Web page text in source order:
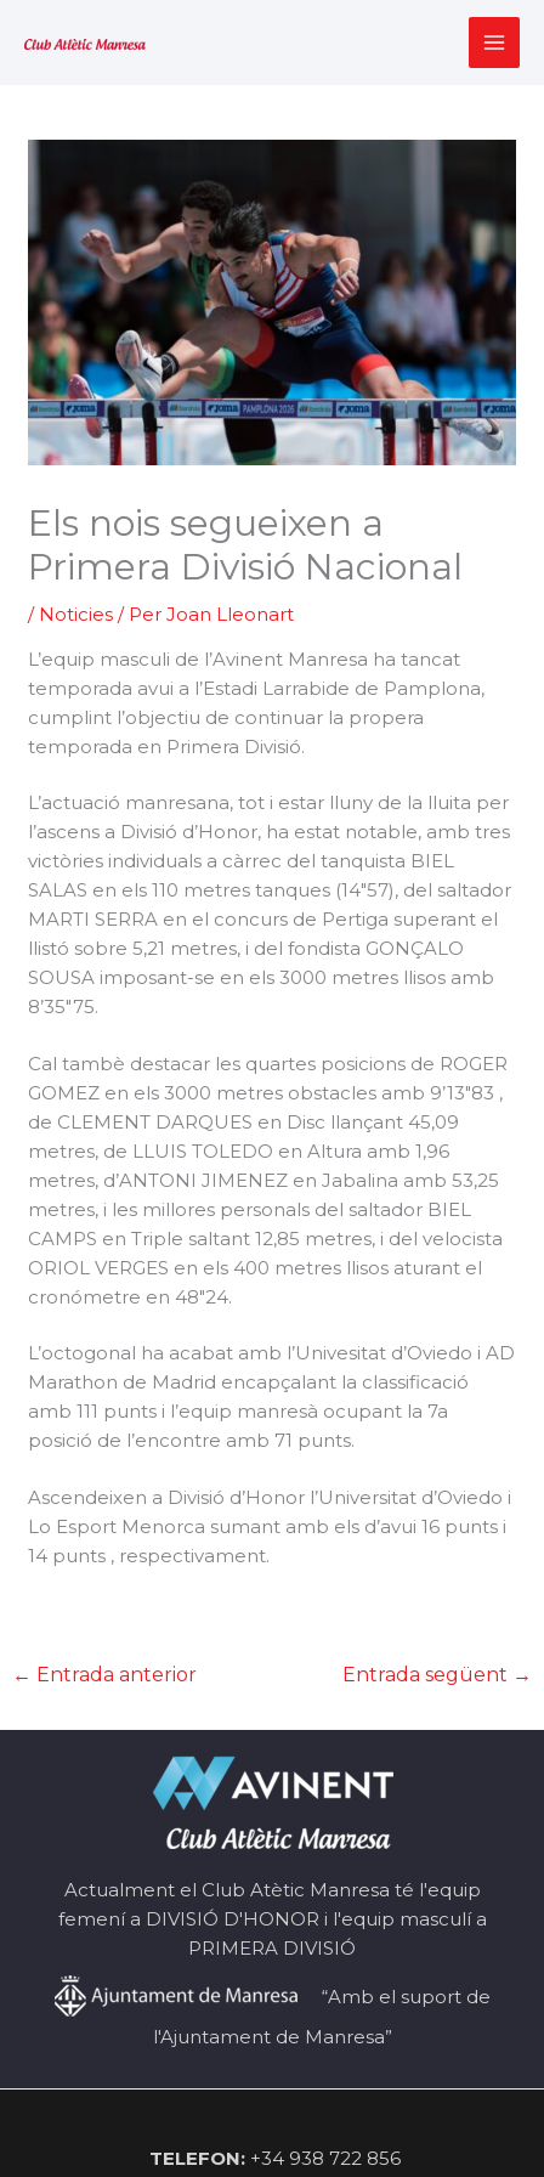
Els nois segueixen a
Primera Divisió Nacional
/ Noticies / Per Joan Lleonart
L’equip masculi de l’Avinent Manresa ha tancat
temporada avui a l’Estadi Larrabide de Pamplona,
cumplint l’objectiu de continuar la propera
temporada en Primera Divisió.
L’actuació manresana, tot i estar lluny de la lluita per
l’ascens a Divisió d’Honor, ha estat notable, amb tres
victòries individuals a càrrec del tanquista BIEL
SALAS en els 110 metres tanques (14″57), del saltador
MARTI SERRA en el concurs de Pertiga superant el
llistó sobre 5,21 metres, i del fondista GONÇALO
SOUSA imposant-se en els 3000 metres llisos amb
8’35″75.
Cal tambè destacar les quartes posicions de ROGER
GOMEZ en els 3000 metres obstacles amb 9’13″83 ,
de CLEMENT DARQUES en Disc llançant 45,09
metres, de LLUIS TOLEDO en Altura amb 1,96
metres, d’ANTONI JIMENEZ en Jabalina amb 53,25
metres, i les millores personals del saltador BIEL
CAMPS en Triple saltant 12,85 metres, i del velocista
ORIOL VERGES en els 400 metres llisos aturant el
cronómetre en 48″24.
L’octogonal ha acabat amb l’Univesitat d’Oviedo i AD
Marathon de Madrid encapçalant la classificació
amb 111 punts i l’equip manresà ocupant la 7a
posició de l’encontre amb 71 punts.
Ascendeixen a Divisió d’Honor l’Universitat d’Oviedo i
Lo Esport Menorca sumant amb els d’avui 16 punts i
14 punts , respectivament.
← Entrada anterior Entrada següent →
Actualment el Club Atètic Manresa té l'equip
femení a DIVISIÓ D'HONOR i l'equip masculí a
PRIMERA DIVISIÓ
“Amb el suport de
l'Ajuntament de Manresa”
TELEFON:+34 938 722 856